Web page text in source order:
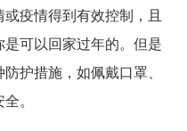
疫情得到有效控制，且
可以回家过年的。但是
护措施，如佩戴口罩、
。